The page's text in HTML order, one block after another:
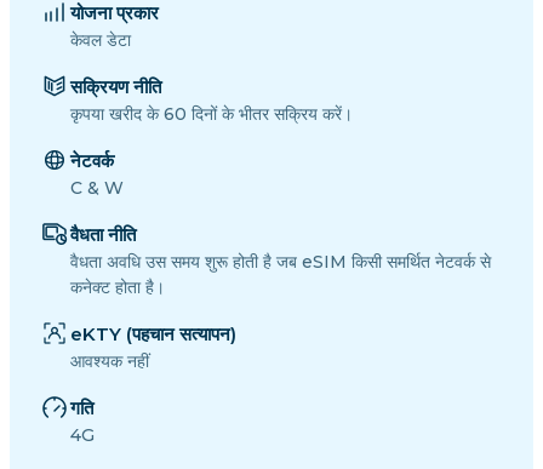
योजना प्रकार
केवल डेटा
सक्रियण नीति
कृपया खरीद के 60 दिनों के भीतर सक्रिय करें।
नेटवर्क
C & W
वैधता नीति
वैधता अवधि उस समय शुरू होती है जब eSIM किसी समर्थित नेटवर्क से
कनेक्ट होता है।
eKTY (पहचान सत्यापन)
आवश्यक नहीं
गति
4G